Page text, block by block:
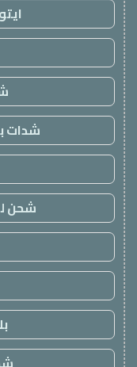
شدات
شحن